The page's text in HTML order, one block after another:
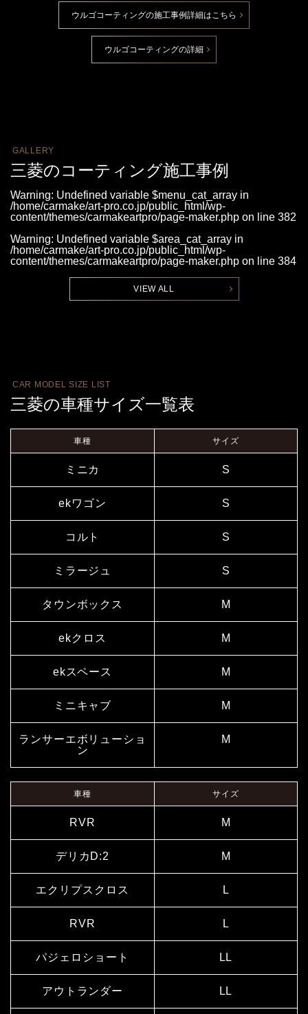
ウルゴコーティングの施工事例詳細はこちら
ウルゴコーティングの詳細
GALLERY
三菱のコーティング施工事例
Warning: Undefined variable $menu_cat_array in
/home/carmake/art-pro.co.jp/public_html/wp-
content/themes/carmakeartpro/page-maker.php on line 382
Warning: Undefined variable $area_cat_array in
/home/carmake/art-pro.co.jp/public_html/wp-
content/themes/carmakeartpro/page-maker.php on line 384
VIEW ALL
CAR MODEL SIZE LIST
三菱の車種サイズ一覧表
車種 サイズ
ミニカ S
ekワゴン S
コルト S
ミラージュ S
タウンボックス M
ekクロス M
ekスペース M
ミニキャブ M
ランサーエボリューショ
ン
M
車種 サイズ
RVR M
デリカD:2 M
エクリプスクロス L
RVR L
パジェロショート LL
アウトランダー LL